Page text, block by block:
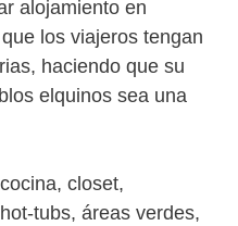
alojamiento en
los viajeros tengan
haciendo que su
elquinos sea una
closet,
tubs, áreas verdes,